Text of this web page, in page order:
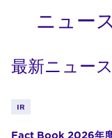
ニュー
最新ニュース
IR
Fact Book 2026年